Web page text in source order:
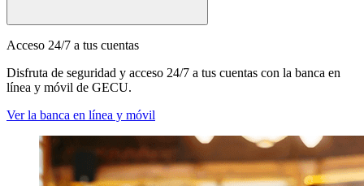
Acceso 24/7 a tus cuentas
Disfruta de seguridad y acceso 24/7 a tus cuentas con la banca en
línea y móvil de GECU.
Ver la banca en línea y móvil